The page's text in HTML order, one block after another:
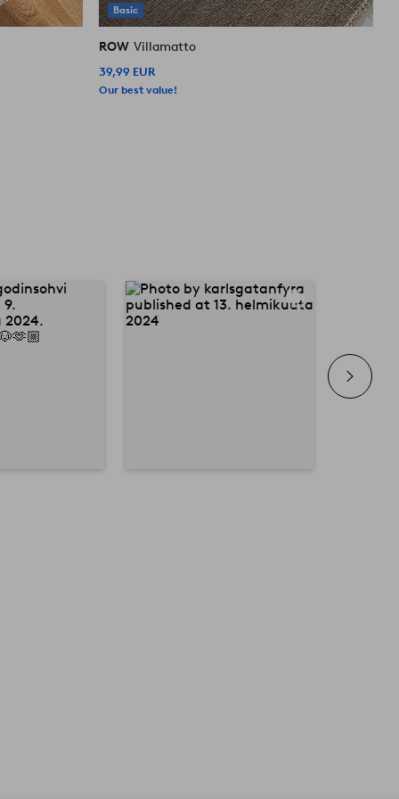
Basic
ROW Villamatto
39,99 EUR
Our best value!